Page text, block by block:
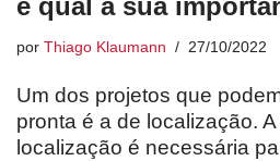
e qual a sua
por Thiago Klaumann 27/10/2022
Um dos projetos que
pronta é a de localização.
localização é necessária